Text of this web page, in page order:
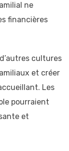
ne
financières
cultures
et créer
Les
pourraient
et